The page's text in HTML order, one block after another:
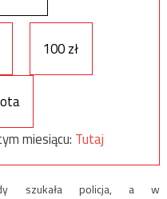
100 zł
miesiącu: Tutaj
szukała policja, a w